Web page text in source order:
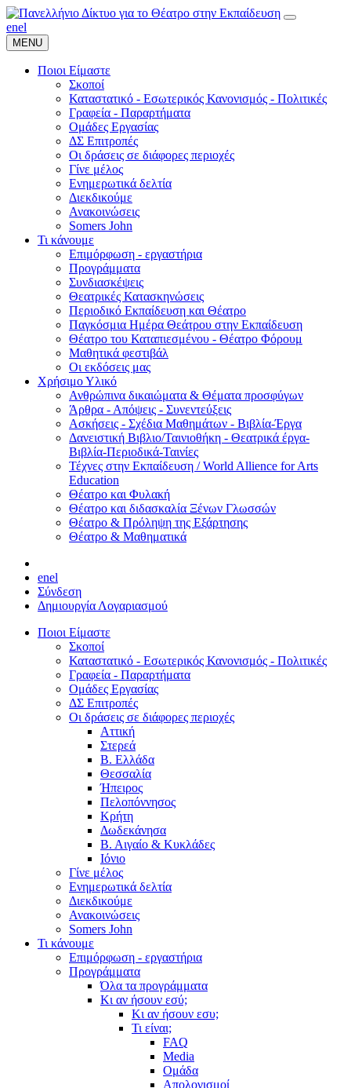
enel
MENU
Ποιοι Είμαστε
Σκοποί
Καταστατικό - Εσωτερικός Κανονισμός - Πολιτικές
Γραφεία - Παραρτήματα
Ομάδες Εργασίας
ΔΣ Επιτροπές
Οι δράσεις σε διάφορες περιοχές
Γίνε μέλος
Ενημερωτικά δελτία
Διεκδικούμε
Ανακοινώσεις
Somers John
Τι κάνουμε
Επιμόρφωση - εργαστήρια
Προγράμματα
Συνδιασκέψεις
Θεατρικές Κατασκηνώσεις
Περιοδικό Εκπαίδευση και Θέατρο
Παγκόσμια Ημέρα Θεάτρου στην Εκπαίδευση
Θέατρο του Καταπιεσμένου - Θέατρο Φόρουμ
Μαθητικά φεστιβάλ
Οι εκδόσεις μας
Χρήσιμο Υλικό
Ανθρώπινα δικαιώματα & Θέματα προσφύγων
Άρθρα - Απόψεις - Συνεντεύξεις
Ασκήσεις - Σχέδια Μαθημάτων - Βιβλία-Έργα
Δανειστική Βιβλιο/Ταινιοθήκη - Θεατρικά έργα-
Βιβλία-Περιοδικά-Ταινίες
Τέχνες στην Εκπαίδευση / World Allience for Arts
Education
Θέατρο και Φυλακή
Θέατρο και διδασκαλία Ξένων Γλωσσών
Θέατρο & Πρόληψη της Εξάρτησης
Θέατρο & Μαθηματικά
enel
Σύνδεση
Δημιουργία Λογαριασμού
Ποιοι Είμαστε
Σκοποί
Καταστατικό - Εσωτερικός Κανονισμός - Πολιτικές
Γραφεία - Παραρτήματα
Ομάδες Εργασίας
ΔΣ Επιτροπές
Οι δράσεις σε διάφορες περιοχές
Αττική
Στερεά
Β. Ελλάδα
Θεσσαλία
Ήπειρος
Πελοπόννησος
Κρήτη
Δωδεκάνησα
Β. Αιγαίο & Κυκλάδες
Ιόνιο
Γίνε μέλος
Ενημερωτικά δελτία
Διεκδικούμε
Ανακοινώσεις
Somers John
Τι κάνουμε
Επιμόρφωση - εργαστήρια
Προγράμματα
Όλα τα προγράμματα
Κι αν ήσουν εσύ;
Κι αν ήσουν εσυ;
Τι είναι;
FAQ
Media
Ομάδα
Απολογισμοί